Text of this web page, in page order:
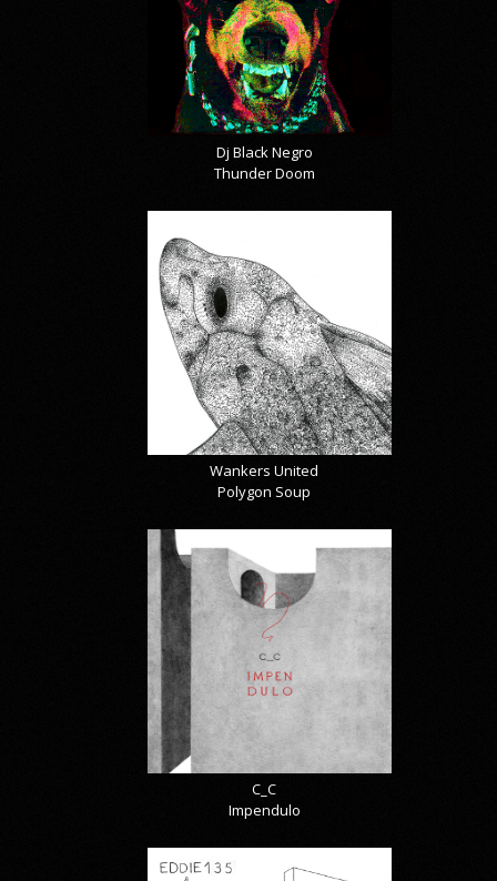
Dj Black Negro
Thunder Doom
Wankers United
Polygon Soup
C_C
Impendulo